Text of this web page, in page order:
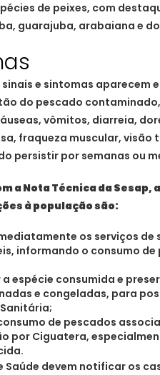
de peixes, com
guarajuba, arabaiana e
e sintomas aparecem
do pescado
vômitos, diarreia,
fraqueza muscular, visão
persistir por semanas ou
a Nota Técnica da Sesap,
à população são:
os serviços de
informando o consumo de
espécie consumida e
e congeladas, para
de pescados
por Ciguatera,
Saúde devem notificar os